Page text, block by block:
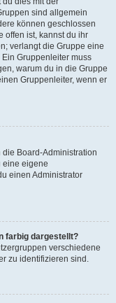
sind allgemein
können geschlossen
offen ist, kannst du ihr
verlangt die Gruppe eine
Gruppenleiter muss
warum du in die Gruppe
Gruppenleiter, wenn er
Board-Administration
eine eigene
einen Administrator
farbig dargestellt?
verschiedene
zu identifizieren sind.